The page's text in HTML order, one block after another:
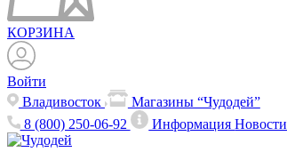
КОРЗИНА
Войти
Владивосток
Магазины “Чудодей”
8 (800) 250-06-92
ИнформацияНовости